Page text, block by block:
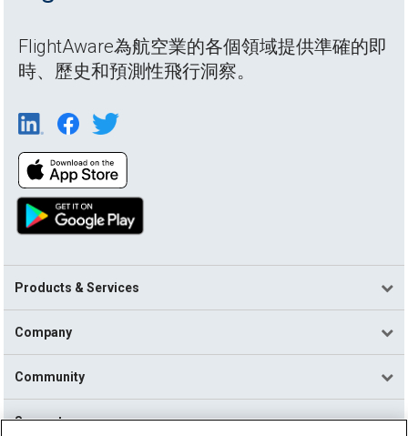
FlightAware為航空業的各個領域提供準確的即
時、歷史和預測性飛行洞察。
Products & Services
Company
Community
Support